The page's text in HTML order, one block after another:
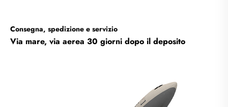
Consegna, spedizione e servizio
Via mare, via aerea 30 giorni dopo il deposito